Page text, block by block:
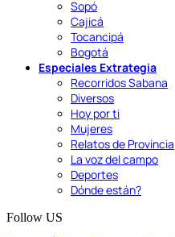
Sopó
Cajicá
Tocancipá
Bogotá
Especiales Extrategia
Recorridos Sabana
Diversos
Hoy por ti
Mujeres
Relatos de Provincia
La voz del campo
Deportes
Dónde están?
Follow US